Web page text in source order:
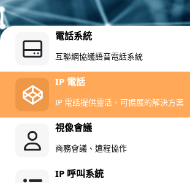
電話系統
互聯網協議語音電話系統
IP 電話
IP 電話提供靈活、可擴展的解決方案
視像會議
商務會議、遠程協作
IP 呼叫系統